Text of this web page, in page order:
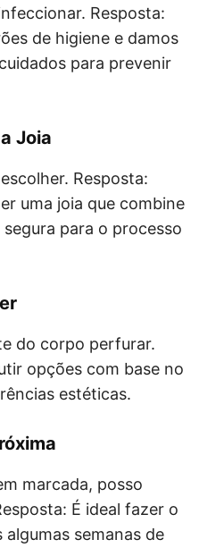
Resposta:
de higiene e damos
para prevenir
Joia
Resposta:
uma joia que combine
para o processo
do corpo perfurar.
opções com base no
estéticas.
marcada, posso
É ideal fazer o
semanas de